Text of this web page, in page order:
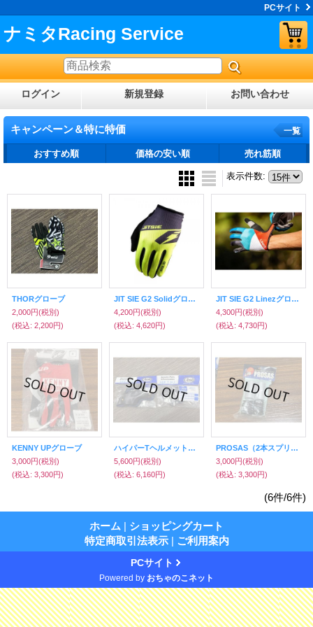
PCサイト
ナミタRacing Service
ログイン 新規登録 お問い合わせ
キャンペーン＆特に特価 一覧
おすすめ順 価格の安い順 売れ筋順
表示件数:
THORグローブ
2,000円(税別)
(税込: 2,200円)
JIT SIE G2 Solidグローブ
4,200円(税別)
(税込: 4,620円)
JIT SIE G2 Linezグローブ
4,300円(税別)
(税込: 4,730円)
KENNY UPグローブ
3,000円(税別)
(税込: 3,300円)
ハイパーTヘルメット内装（L）サイズ
5,600円(税別)
(税込: 6,160円)
PROSAS（2本スプリング仕様）
3,000円(税別)
(税込: 3,300円)
(6件/6件)
ホーム | ショッピングカート
特定商取引法表示 | ご利用案内
PCサイト
Powered by おちゃのこネット